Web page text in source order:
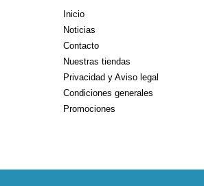
Inicio
Noticias
Contacto
Nuestras tiendas
Privacidad y Aviso legal
Condiciones generales
Promociones